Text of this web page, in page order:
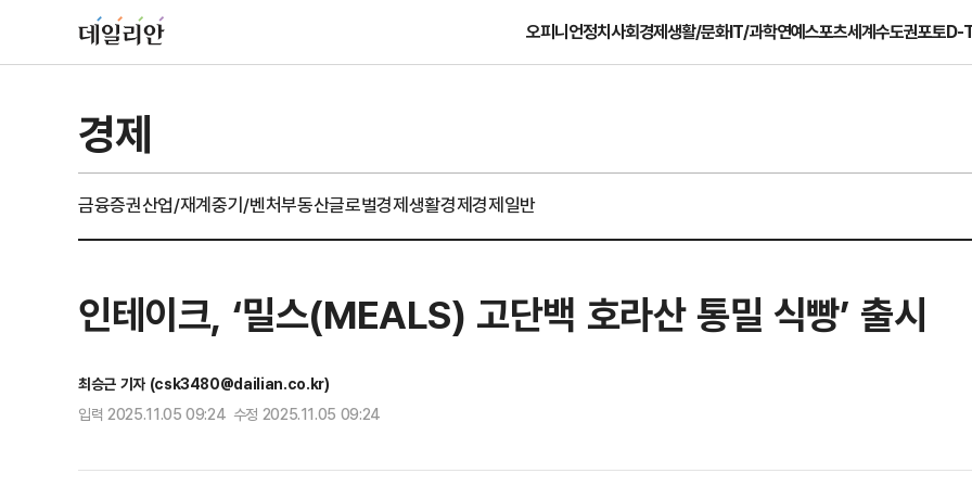
오피니언정치사회경제생활/문화IT/과학연예스포츠세계수도권포토D-
경제
금융증권산업/재계중기/벤처부동산글로벌경제생활경제경제일반
인테이크, ‘밀스(MEALS) 고단백 호라산 통밀 식빵’ 출시
최승근 기자 (csk3480@dailian.co.kr)
입력 2025.11.05 09:24 수정 2025.11.05 09:24